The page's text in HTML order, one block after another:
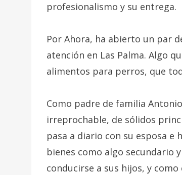
profesionalismo y su entrega.
Por Ahora, ha abierto un par
atención en Las Palma. Algo
alimentos para perros, que
Como padre de familia
irreprochable, de sólidos
pasa a diario con su esposa e
bienes como algo secundario
conducirse a sus hijos, y